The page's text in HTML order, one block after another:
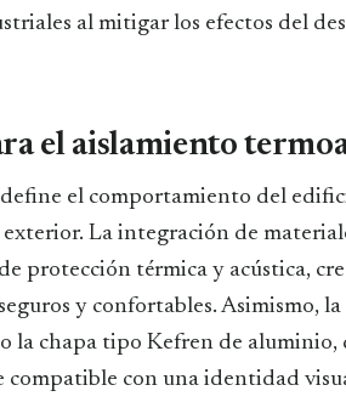
al mitigar los efectos del
el aislamiento
el comportamiento del
La integración de
protección térmica y acústica,
y confortables. Asimismo, la
la chapa tipo Kefren de aluminio,
compatible con una identidad